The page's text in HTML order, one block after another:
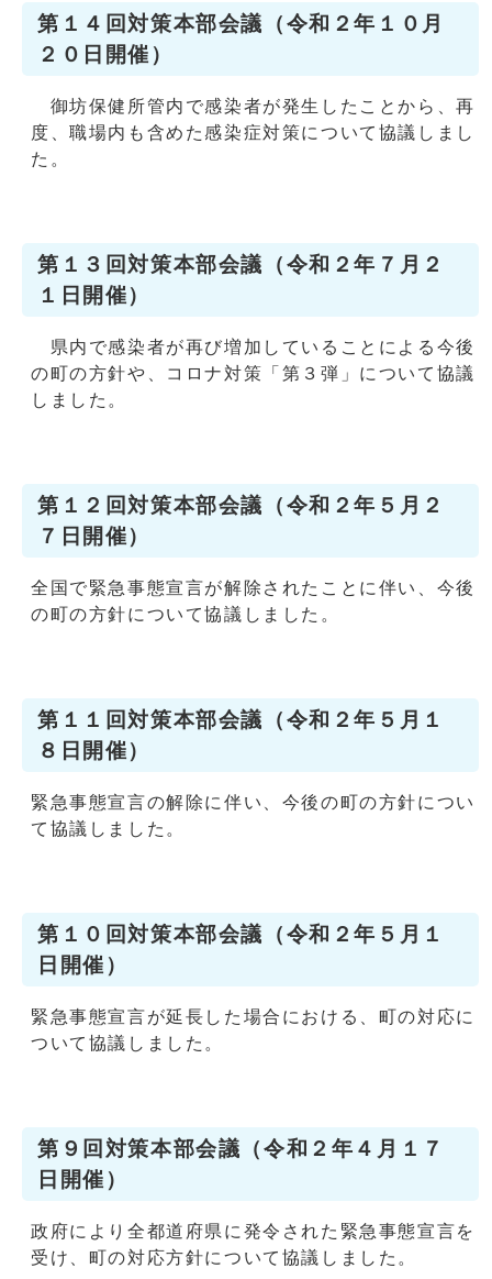
第１４回対策本部会議（令和２年１０月
２０日開催）
御坊保健所管内で感染者が発生したことから、再
度、職場内も含めた感染症対策について協議しまし
た。
第１３回対策本部会議（令和２年７月２
１日開催）
県内で感染者が再び増加していることによる今後
の町の方針や、コロナ対策「第３弾」について協議
しました。
第１２回対策本部会議（令和２年５月２
７日開催）
全国で緊急事態宣言が解除されたことに伴い、今後
の町の方針について協議しました。
第１１回対策本部会議（令和２年５月１
８日開催）
緊急事態宣言の解除に伴い、今後の町の方針につい
て協議しました。
第１０回対策本部会議（令和２年５月１
日開催）
緊急事態宣言が延長した場合における、町の対応に
ついて協議しました。
第９回対策本部会議（令和２年４月１７
日開催）
政府により全都道府県に発令された緊急事態宣言を
受け、町の対応方針について協議しました。